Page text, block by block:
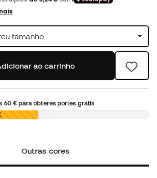
tamanho
ao carrinho
60 €para obteres portes grátis
Outras cores